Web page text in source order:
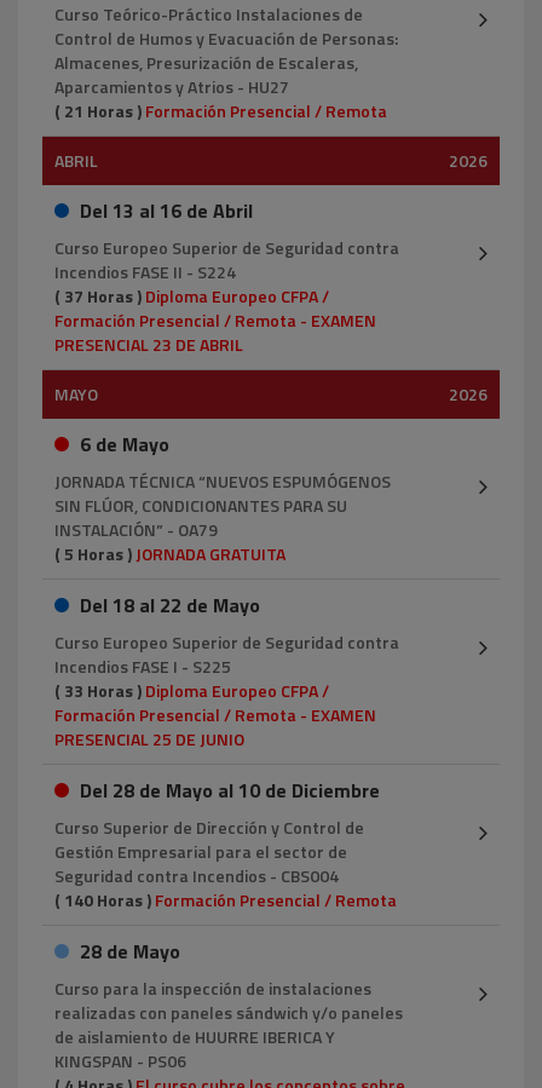
Curso Teórico-Práctico Instalaciones de
Control de Humos y Evacuación de Personas:
Almacenes, Presurización de Escaleras,
Aparcamientos y Atrios - HU27
( 21 Horas )Formación Presencial / Remota
ABRIL
2026
Del 13 al 16 de Abril
Curso Europeo Superior de Seguridad contra
Incendios FASE II - S224
( 37 Horas )Diploma Europeo CFPA /
Formación Presencial / Remota - EXAMEN
PRESENCIAL 23 DE ABRIL
MAYO
2026
6 de Mayo
JORNADA TÉCNICA “NUEVOS ESPUMÓGENOS
SIN FLÚOR, CONDICIONANTES PARA SU
INSTALACIÓN” - OA79
( 5 Horas )JORNADA GRATUITA
Del 18 al 22 de Mayo
Curso Europeo Superior de Seguridad contra
Incendios FASE I - S225
( 33 Horas )Diploma Europeo CFPA /
Formación Presencial / Remota - EXAMEN
PRESENCIAL 25 DE JUNIO
Del 28 de Mayo al 10 de Diciembre
Curso Superior de Dirección y Control de
Gestión Empresarial para el sector de
Seguridad contra Incendios - CBS004
( 140 Horas )Formación Presencial / Remota
28 de Mayo
Curso para la inspección de instalaciones
realizadas con paneles sándwich y/o paneles
de aislamiento de HUURRE IBERICA Y
KINGSPAN - PS06